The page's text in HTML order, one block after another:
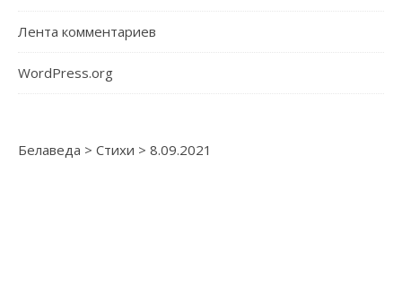
Лента комментариев
WordPress.org
Белаведа > Стихи > 8.09.2021